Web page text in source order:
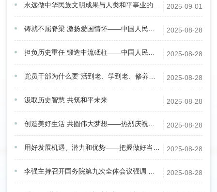
2025-09-01
永远做中华民族文明成果与人类和平事业的捍卫者——写在中国人民抗日战争暨世界反法西斯战争胜利80周年之际
2025-08-28
铸就不屈脊梁 激扬爱国情怀——中国人民抗日战争胜利80周年的时代启示之二
2025-08-28
担负历史重任 锻造中流砥柱——中国人民抗日战争胜利80周年的时代启示之一
2025-08-28
党员干部为什么要“活到老、学到老、修养到老”？
2025-08-28
汲取历史智慧 共筑和平未来
2025-08-28
创造美好生活 共圆伟大梦想——热烈庆祝西藏自治区成立六十周年
2025-08-28
用好发展机遇、潜力和优势——把握做好当前经济工作的关键与重点
2025-08-28
李强主持召开国务院第九次全体会议强调 巩固拓展经济回升向好势头 努力完成全年经济社会发展目标任务